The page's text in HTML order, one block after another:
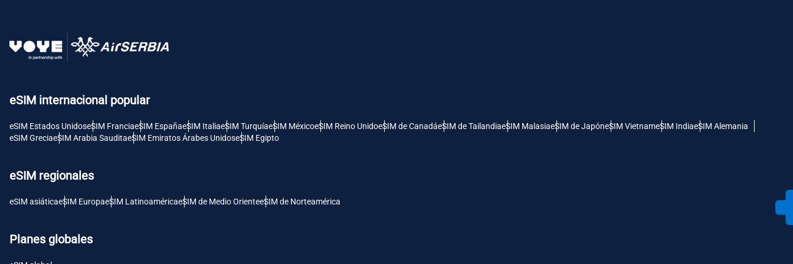
eSIM internacional popular
eSIM Estados UnidoseSIM FranciaeSIM EspañaeSIM ItaliaeSIM TurquíaeSIM MéxicoeSIM Reino UnidoeSIM de CanadáeSIM de TailandiaeSIM MalasiaeSIM de JapóneSIM VietnameSIM IndiaeSIM Alemania
eSIM GreciaeSIM Arabia SauditaeSIM Emiratos Árabes UnidoseSIM Egipto
eSIM regionales
eSIM asiáticaeSIM EuropaeSIM LatinoaméricaeSIM de Medio OrienteeSIM de Norteamérica
Planes globales
繁體中文
JPY - Yen Japonés EUR - Euro